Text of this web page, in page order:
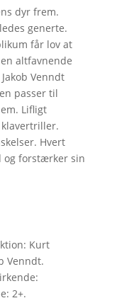
dyr frem.
generte.
får lov at
altfavnende
Venndt
passer til
Lifligt
Hvert
og forstærker sin
Kurt
Venndt.
2+.